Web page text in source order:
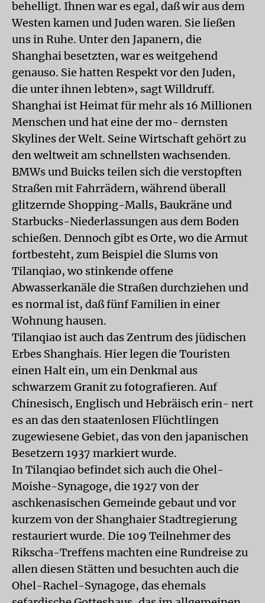
behelligt. Ihnen war es egal, daß wir aus dem
Westen kamen und Juden waren. Sie ließen
uns in Ruhe. Unter den Japanern, die
Shanghai besetzten, war es weitgehend
genauso. Sie hatten Respekt vor den Juden,
die unter ihnen lebten», sagt Willdruff.
Shanghai ist Heimat für mehr als 16 Millionen
Menschen und hat eine der mo- dernsten
Skylines der Welt. Seine Wirtschaft gehört zu
den weltweit am schnellsten wachsenden.
BMWs und Buicks teilen sich die verstopften
Straßen mit Fahrrädern, während überall
glitzernde Shopping-Malls, Baukräne und
Starbucks-Niederlassungen aus dem Boden
schießen. Dennoch gibt es Orte, wo die Armut
fortbesteht, zum Beispiel die Slums von
Tilanqiao, wo stinkende offene
Abwasserkanäle die Straßen durchziehen und
es normal ist, daß fünf Familien in einer
Wohnung hausen.
Tilanqiao ist auch das Zentrum des jüdischen
Erbes Shanghais. Hier legen die Touristen
einen Halt ein, um ein Denkmal aus
schwarzem Granit zu fotografieren. Auf
Chinesisch, Englisch und Hebräisch erin- nert
es an das den staatenlosen Flüchtlingen
zugewiesene Gebiet, das von den japanischen
Besetzern 1937 markiert wurde.
In Tilanqiao befindet sich auch die Ohel-
Moishe-Synagoge, die 1927 von der
aschkenasischen Gemeinde gebaut und vor
kurzem von der Shanghaier Stadtregierung
restauriert wurde. Die 109 Teilnehmer des
Rikscha-Treffens machten eine Rundreise zu
allen diesen Stätten und besuchten auch die
Ohel-Rachel-Synagoge, das ehemals